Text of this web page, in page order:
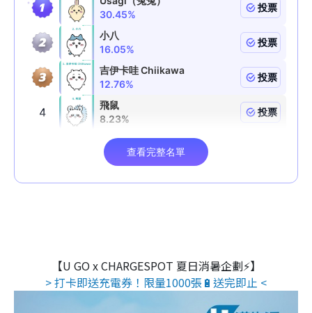
【U GO x CHARGESPOT 夏日消暑企劃⚡】
> 打卡即送充電券！限量1000張🔋送完即止 <